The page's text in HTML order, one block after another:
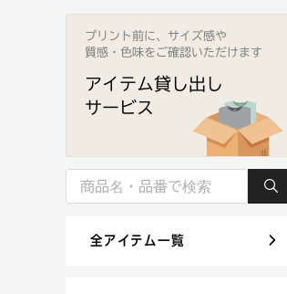
プリント前に、サイズ感や
質感・色味をご確認いただけます
アイテム貸し出し
サービス
全アイテム一覧